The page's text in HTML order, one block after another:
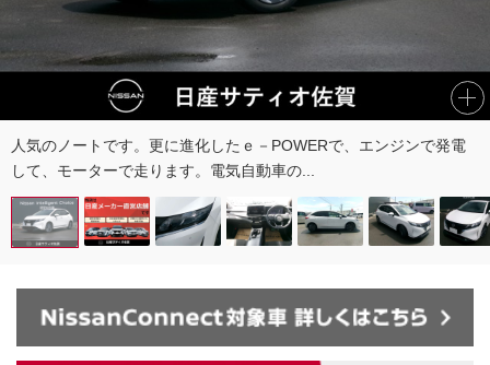
人気のノートです。更に進化したｅ－POWERで、エンジンで発電
して、モーターで走ります。電気自動車の...